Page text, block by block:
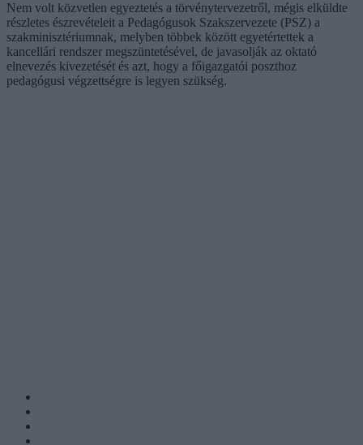
Nem volt közvetlen egyeztetés a törvénytervezetről, mégis elküldte
részletes észrevételeit a Pedagógusok Szakszervezete (PSZ) a
szakminisztériumnak, melyben többek között egyetértettek a
kancellári rendszer megszüntetésével, de javasolják az oktató
elnevezés kivezetését és azt, hogy a főigazgatói poszthoz
pedagógusi végzettségre is legyen szükség.